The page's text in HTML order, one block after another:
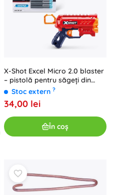
X-Shot Excel Micro 2.0 blaster
– pistolă pentru săgeți din
spumă (8 săgeți)
Stoc extern ?
34,00 lei
În coș